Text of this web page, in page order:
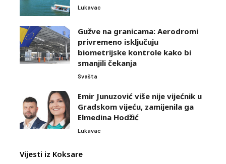
Lukavac
Gužve na granicama: Aerodromi
privremeno isključuju
biometrijske kontrole kako bi
smanjili čekanja
Svašta
Emir Junuzović više nije vijećnik u
Gradskom vijeću, zamijenila ga
Elmedina Hodžić
Lukavac
Vijesti iz Koksare